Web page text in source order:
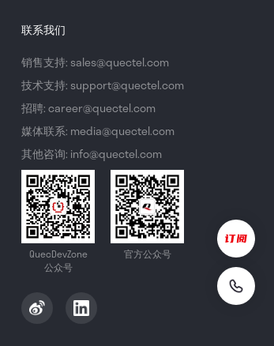
联系我们
销售支持: sales@quectel.com
技术支持: support@quectel.com
招聘: career@quectel.com
媒体联系: media@quectel.com
其他咨询: info@quectel.com
QuecDevZone
公众号
官方公众号